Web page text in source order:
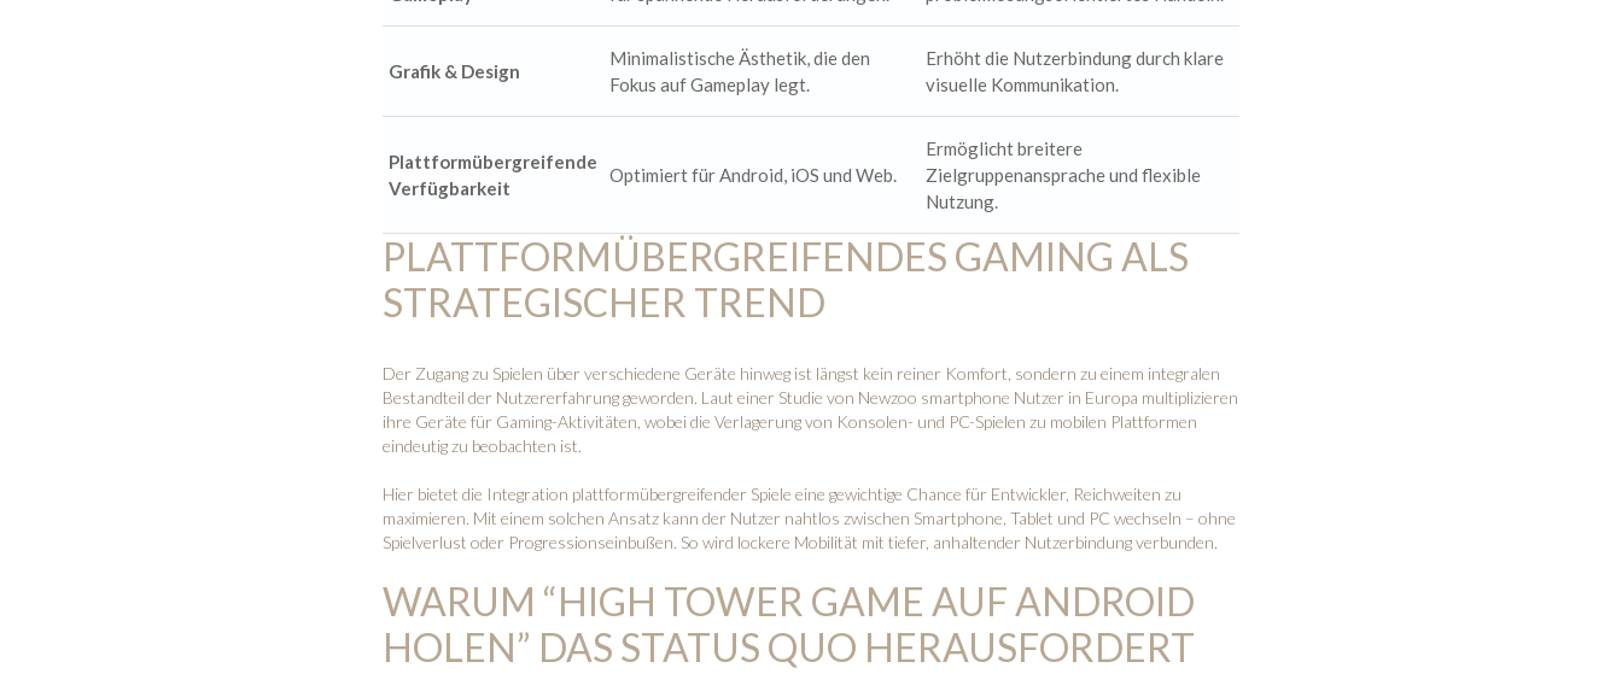
Grafik & Design
Minimalistische Ästhetik, die den
Fokus auf Gameplay legt.
Erhöht die Nutzerbindung durch klare
visuelle Kommunikation.
Plattformübergreifende
Verfügbarkeit
Optimiert für Android, iOS und Web.
Ermöglicht breitere
Zielgruppenansprache und flexible
Nutzung.
PLATTFORMÜBERGREIFENDES GAMING ALS
STRATEGISCHER TREND
Der Zugang zu Spielen über verschiedene Geräte hinweg ist längst kein reiner Komfort, sondern zu einem integralen
Bestandteil der Nutzererfahrung geworden. Laut einer Studie von Newzoo smartphone Nutzer in Europa multiplizieren
ihre Geräte für Gaming-Aktivitäten, wobei die Verlagerung von Konsolen- und PC-Spielen zu mobilen Plattformen
eindeutig zu beobachten ist.
Hier bietet die Integration plattformübergreifender Spiele eine gewichtige Chance für Entwickler, Reichweiten zu
maximieren. Mit einem solchen Ansatz kann der Nutzer nahtlos zwischen Smartphone, Tablet und PC wechseln – ohne
Spielverlust oder Progressionseinbußen. So wird lockere Mobilität mit tiefer, anhaltender Nutzerbindung verbunden.
WARUM “HIGH TOWER GAME AUF ANDROID
HOLEN” DAS STATUS QUO HERAUSFORDERT